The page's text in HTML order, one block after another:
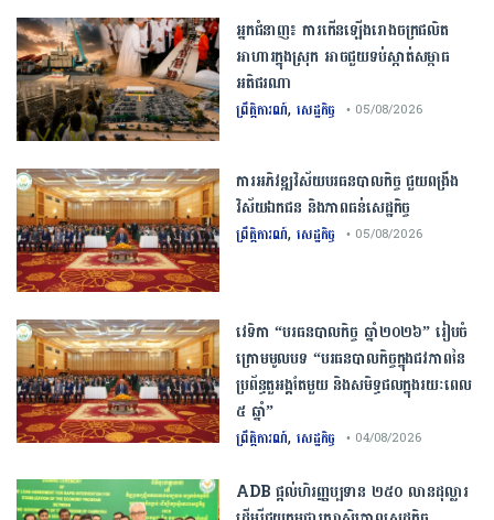
​អ្នកជំនាញ​៖ ​ការ​កើនឡើង​រោងចក្រ​ផលិត​
អាហារ​ក្នុង​ស្រុក​ ​អាច​ជួយ​​ទប់ស្កាត់​សម្ពាធ​
អតិផរណា
ព្រឹត្តិការណ៍, សេដ្ឋកិច្ច • 05/08/2026
ការ​អភិវឌ្ឍ​វិស័យ​បរធន​បាលកិច្ច ​ជួយ​ពង្រឹង​
វិស័យ​ឯកជន ​និង​ភាព​ធន់​សេដ្ឋកិច្ច​
ព្រឹត្តិការណ៍, សេដ្ឋកិច្ច • 05/08/2026
វេទិកា “បរធនបាលកិច្ច ឆ្នាំ២០២៦” រៀបចំ
ក្រោមមូលបទ “បរធនបាលកិច្ចក្នុងជវភាពនៃ
ប្រព័ន្ធតួអង្គតែមួយ និងសមិទ្ធផលក្នុងរយៈពេល
៥ ឆ្នាំ”
ព្រឹត្តិការណ៍, សេដ្ឋកិច្ច • 04/08/2026
ADB​ ​ផ្តល់​ហិរញ្ញប្បទាន ​២៥០​ ​លាន​ដុល្លារ ​